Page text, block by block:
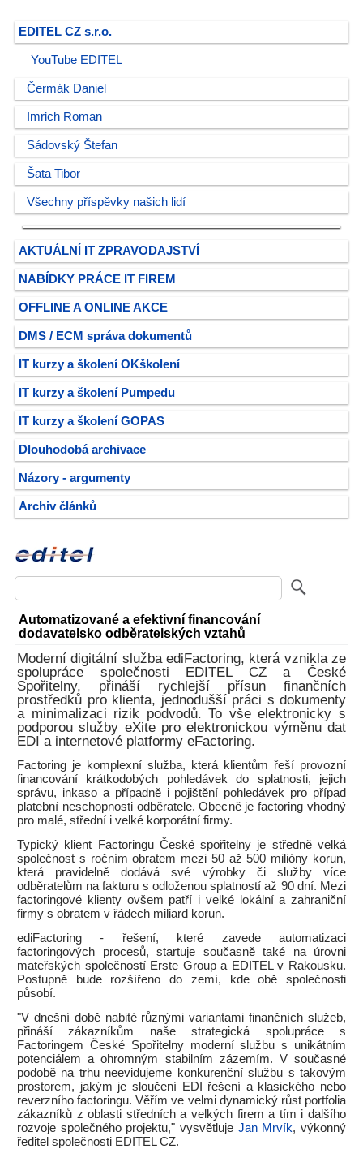
EDITEL CZ s.r.o.
YouTube EDITEL
Čermák Daniel
Imrich Roman
Sádovský Štefan
Šata Tibor
Všechny příspěvky našich lidí
AKTUÁLNÍ IT ZPRAVODAJSTVÍ
NABÍDKY PRÁCE IT FIREM
OFFLINE A ONLINE AKCE
DMS / ECM správa dokumentů
IT kurzy a školení OKškolení
IT kurzy a školení Pumpedu
IT kurzy a školení GOPAS
Dlouhodobá archivace
Názory - argumenty
Archiv článků
Automatizované a efektivní financování
dodavatelsko odběratelských vztahů
Moderní digitální služba ediFactoring, která vznikla ze
spolupráce společnosti EDITEL CZ a České
Spořitelny, přináší rychlejší přísun finančních
prostředků pro klienta, jednodušší práci s dokumenty
a minimalizaci rizik podvodů. To vše elektronicky s
podporou služby eXite pro elektronickou výměnu dat
EDI a internetové platformy eFactoring.
Factoring je komplexní služba, která klientům řeší provozní
financování krátkodobých pohledávek do splatnosti, jejich
správu, inkaso a případně i pojištění pohledávek pro případ
platební neschopnosti odběratele. Obecně je factoring vhodný
pro malé, střední i velké korporátní firmy.
Typický klient Factoringu České spořitelny je středně velká
společnost s ročním obratem mezi 50 až 500 milióny korun,
která pravidelně dodává své výrobky či služby více
odběratelům na fakturu s odloženou splatností až 90 dní. Mezi
factoringové klienty ovšem patří i velké lokální a zahraniční
firmy s obratem v řádech miliard korun.
ediFactoring - řešení, které zavede automatizaci
factoringových procesů, startuje současně také na úrovni
mateřských společností Erste Group a EDITEL v Rakousku.
Postupně bude rozšířeno do zemí, kde obě společnosti
působí.
"V dnešní době nabité různými variantami finančních služeb,
přináší zákazníkům naše strategická spolupráce s
Factoringem České Spořitelny moderní službu s unikátním
potenciálem a ohromným stabilním zázemím. V současné
podobě na trhu neevidujeme konkurenční službu s takovým
prostorem, jakým je sloučení EDI řešení a klasického nebo
reverzního factoringu. Věřím ve velmi dynamický růst portfolia
zákazníků z oblasti středních a velkých firem a tím i dalšího
rozvoje společného projektu," vysvětluje Jan Mrvík, výkonný
ředitel společnosti EDITEL CZ.